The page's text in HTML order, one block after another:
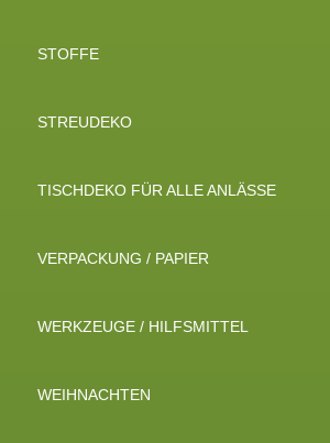
STOFFE
STREUDEKO
TISCHDEKO FÜR ALLE ANLÄSSE
VERPACKUNG / PAPIER
WERKZEUGE / HILFSMITTEL
WEIHNACHTEN